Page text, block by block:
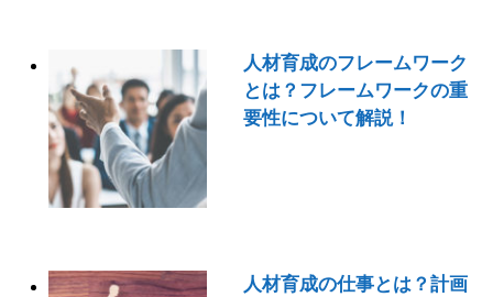
人材育成のフレームワーク
とは？フレームワークの重
要性について解説！
人材育成の仕事とは？計画